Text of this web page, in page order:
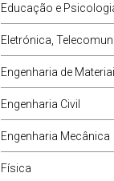
Educação e
Eletrónica,
Engenharia de
Engenharia Civil
Engenharia Mecânica
Física